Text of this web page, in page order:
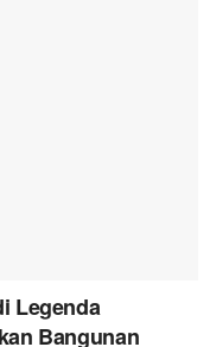
Legenda
Bangunan